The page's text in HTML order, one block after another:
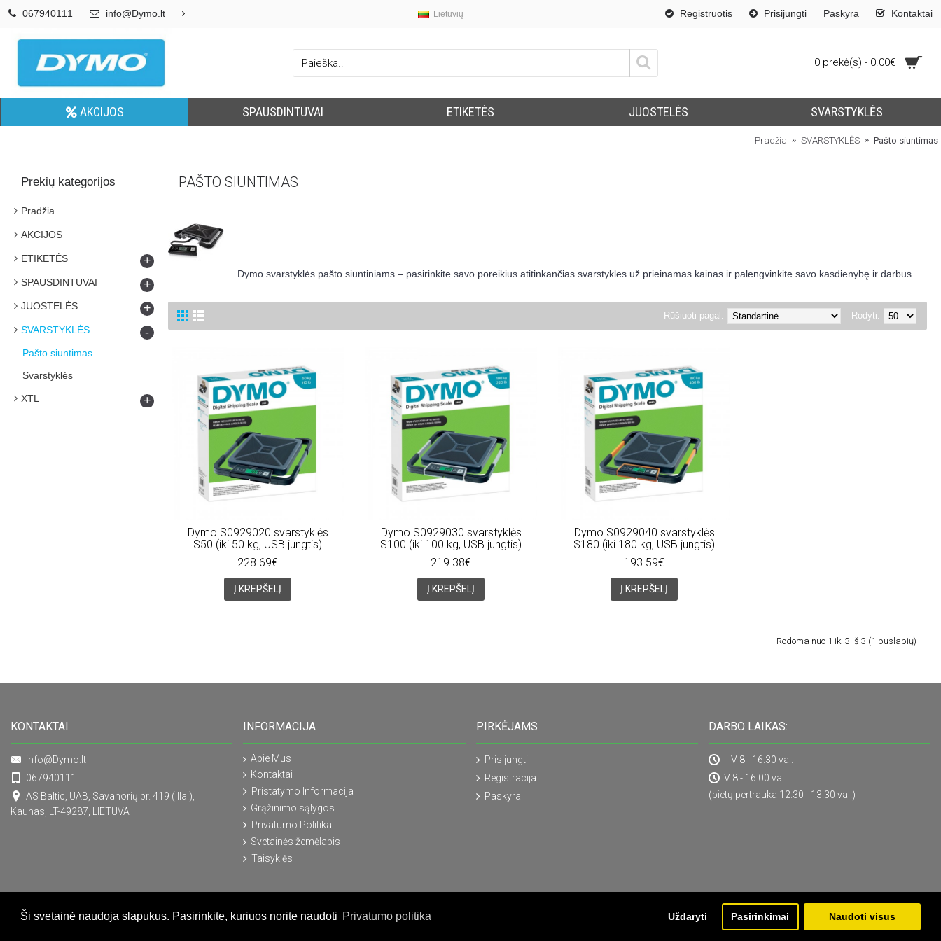
Ši svetainė naudoja slapukus. Pasirinkite, kuriuos norite naudoti Privatumo politika Uždaryti Pasirinkimai Naudoti visus
067940111 info@Dymo.lt Lietuvių Registruotis Prisijungti Paskyra Kontaktai
0 prekė(s) - 0.00€
AKCIJOS SPAUSDINTUVAI ETIKETĖS JUOSTELĖS SVARSTYKLĖS
Pradžia SVARSTYKLĖS Pašto siuntimas
Prekių kategorijos
Pradžia
AKCIJOS
ETIKETĖS +
SPAUSDINTUVAI +
JUOSTELĖS +
SVARSTYKLĖS -
Pašto siuntimas
Svarstyklės
XTL +
PAŠTO SIUNTIMAS
Dymo svarstyklės pašto siuntiniams – pasirinkite savo poreikius atitinkančias svarstykles už prieinamas kainas ir palengvinkite savo kasdienybę ir darbus.
Rodyti:
Rūšiuoti pagal:
Dymo S0929020 svarstyklės
S50 (iki 50 kg, USB jungtis)
228.69€
Į KREPŠELĮ
Dymo S0929030 svarstyklės
S100 (iki 100 kg, USB jungtis)
219.38€
Į KREPŠELĮ
Dymo S0929040 svarstyklės
S180 (iki 180 kg, USB jungtis)
193.59€
Į KREPŠELĮ
Rodoma nuo 1 iki 3 iš 3 (1 puslapių)
KONTAKTAI
info@Dymo.lt
067940111
AS Baltic, UAB, Savanorių pr. 419 (IIIa.),
Kaunas, LT-49287, LIETUVA
INFORMACIJA
Apie Mus
Kontaktai
Pristatymo Informacija
Grąžinimo sąlygos
Privatumo Politika
Svetainės žemėlapis
Taisyklės
PIRKĖJAMS
Prisijungti
Registracija
Paskyra
DARBO LAIKAS:
I-IV 8 - 16.30 val.
V 8 - 16.00 val.
(pietų pertrauka 12.30 - 13.30 val.)